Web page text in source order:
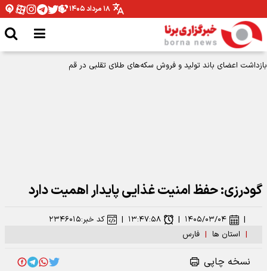
۱۸ مرداد ۱۴۰۵
گودرزی: حفظ امنیت غذایی پایدار اهمیت دارد
| استان ها | فارس
| ۱۴۰۵/۰۳/۰۴ | ۱۳:۴۷:۵۸ | کد خبر:۲۳۴۶۰۱۵
نسخه چاپی